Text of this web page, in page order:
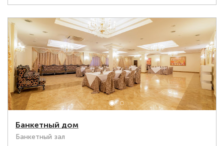
Банкетный дом
Банкетный зал